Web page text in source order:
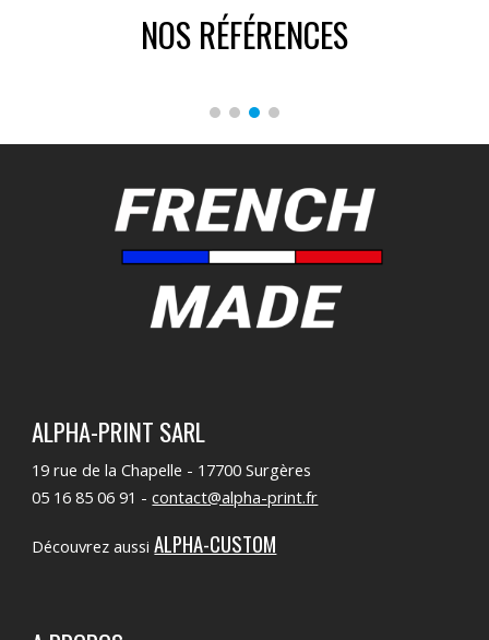
NOSRÉFÉRENCES
ALPHA-PRINT SARL
19 rue de la Chapelle - 17700 Surgères
05 16 85 06 91 -contact@alpha-print.fr
Découvrez aussiALPHA-CUSTOM